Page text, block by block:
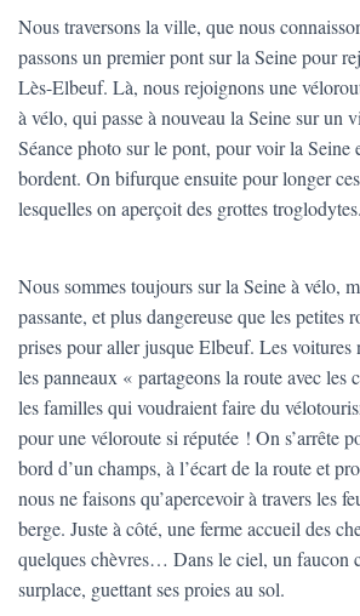
Nous traversons la ville, que nous
passons un premier pont sur la Seine pour
Lès-Elbeuf. Là, nous rejoignons une
à vélo, qui passe à nouveau la Seine sur un
Séance photo sur le pont, pour voir la Seine
bordent. On bifurque ensuite pour longer
lesquelles on aperçoit des grottes troglodytes.
Nous sommes toujours sur la Seine à vélo,
passante, et plus dangereuse que les petites
prises pour aller jusque Elbeuf. Les
les panneaux « partageons la route avec les
les familles qui voudraient faire du
pour une véloroute si réputée ! On s’arrête
bord d’un champs, à l’écart de la route et
nous ne faisons qu’apercevoir à travers les
berge. Juste à côté, une ferme accueil des
quelques chèvres… Dans le ciel, un faucon
surplace, guettant ses proies au sol.